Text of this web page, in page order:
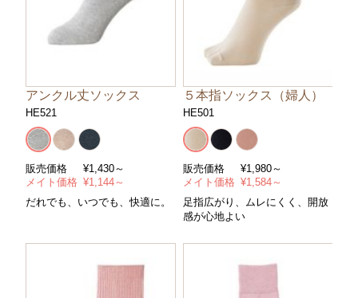
アンクル丈ソックス
HE521
販売価格 ¥1,430～
メイト価格 ¥1,144～
だれでも、いつでも、快適に。
５本指ソックス（婦人）
HE501
販売価格 ¥1,980～
メイト価格 ¥1,584～
足指広がり、ムレにくく、開放
感が心地よい